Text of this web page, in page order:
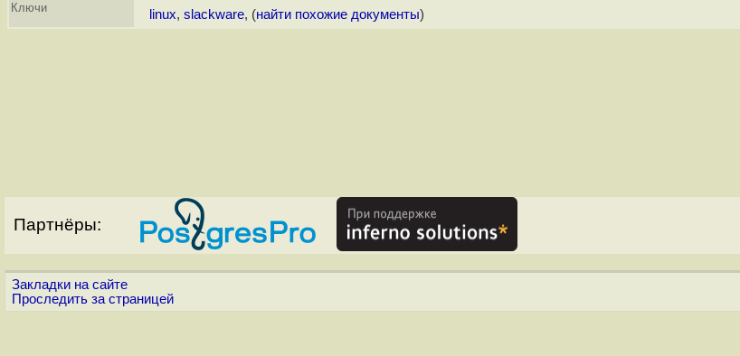
Ключи linux, slackware, (найти похожие документы)
Партнёры:
Закладки на сайте
Проследить за страницей